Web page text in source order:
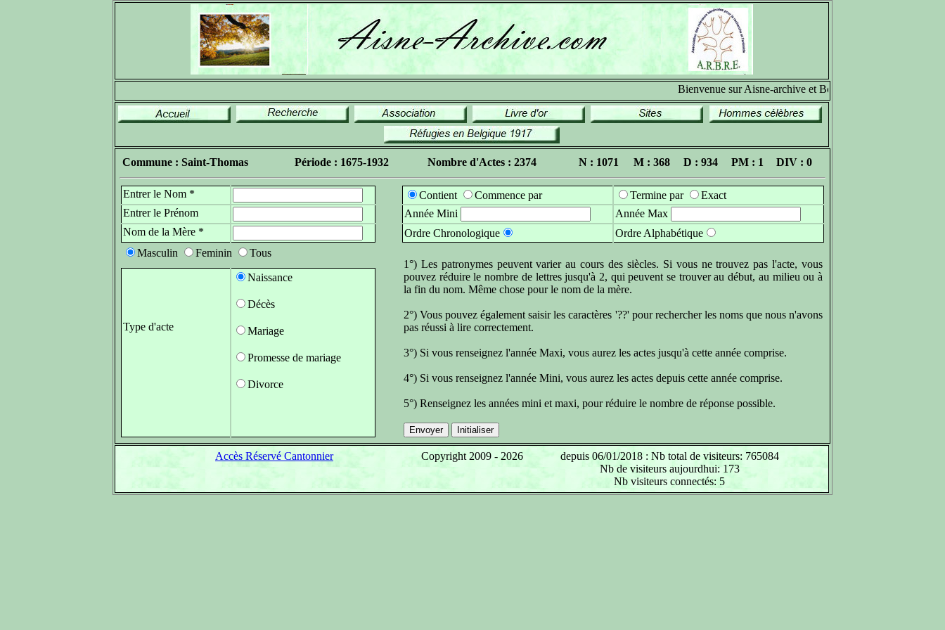
Bienvenue sur Aisne-archive et Bonne recherche
Commune : Saint-Thomas Période : 1675-1932 Nombre d'Actes : 2374 N : 1071 M : 368 D : 934 PM : 1 DIV : 0
Entrer le Nom * Contient Commence par Termine par
Exact
Entrer le Prénom
Année Mini
Année Max
Nom de la Mère *
Ordre Chronologique
Ordre Alphabétique
Masculin
Feminin
Tous
1°) Les patronymes peuvent varier au cours des siècles. Si vous ne trouvez pas l'acte, vous
pouvez réduire le nombre de lettres jusqu'à 2, qui peuvent se trouver au début, au milieu ou à
la fin du nom. Même chose pour le nom de la mère.
2°) Vous pouvez également saisir les caractères '??' pour rechercher les noms que nous n'avons
pas réussi à lire correctement.
3°) Si vous renseignez l'année Maxi, vous aurez les actes jusqu'à cette année comprise.
4°) Si vous renseignez l'année Mini, vous aurez les actes depuis cette année comprise.
5°) Renseignez les années mini et maxi, pour réduire le nombre de réponse possible.
Type d'acte
Naissance
Décès
Mariage
Promesse de mariage
Divorce
Accès Réservé Cantonnier Copyright 2009 - 2026
depuis 06/01/2018 : Nb total de visiteurs: 765084
Nb de visiteurs aujourdhui: 173
Nb visiteurs connectés: 5